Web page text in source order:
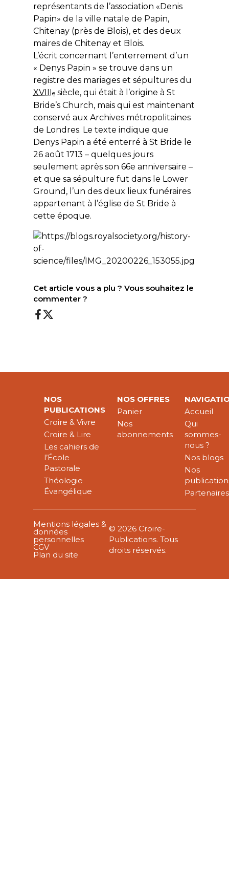
représentants de l’association «Denis
Papin» de la ville natale de Papin,
Chitenay (près de Blois), et des deux
maires de Chitenay et Blois.
L’écrit concernant l’enterrement d’un
« Denys Papin » se trouve dans un
registre des mariages et sépultures du
XVIII
esiècle, qui était à l’origine à St
Bride’s Church, mais qui est maintenant
conservé aux Archives métropolitaines
de Londres. Le texte indique que
Denys Papin a été enterré à St Bride le
26 août 1713 – quelques jours
seulement après son 66e anniversaire –
et que sa sépulture fut dans le Lower
Ground, l’un des deux lieux funéraires
appartenant à l’église de St Bride à
cette époque.
Cet article vous a plu ? Vous souhaitez le
commenter ?
NOS
PUBLICATIONS
Croire & Vivre
Croire & Lire
Les cahiers de
l’École
Pastorale
Théologie
Évangélique
NOS OFFRES
Panier
Nos
abonnements
Accueil
Qui
sommes-
nous ?
Nos blogs
Nos
Partenaires
Mentions légales &
données
personnelles
CGV
Plan du site
© 2026 Croire-
Publications. Tous
droits réservés.